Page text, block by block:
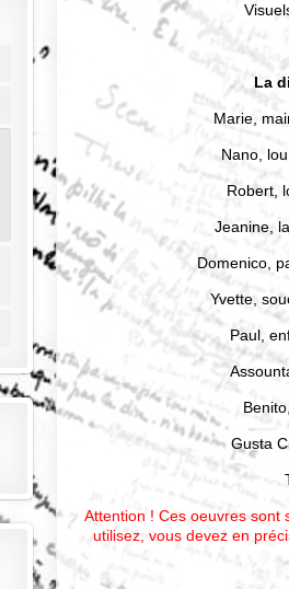
La
Marie,
Nano,
Robert,
Jeanine,
Domenico,
Yvette,
Paul,
Gusta
Attention ! Ces oeuvres sont
utilisez, vous devez en